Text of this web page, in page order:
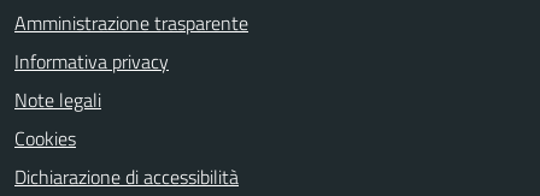
Amministrazione trasparente
Informativa privacy
Note legali
Cookies
Dichiarazione di accessibilità